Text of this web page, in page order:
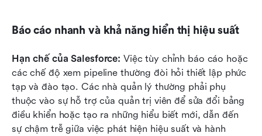
Báo cáo nhanh và khả năng hiển thị hiệu suất
Hạn chế của Salesforce: Việc tùy chỉnh báo cáo hoặc
các chế độ xem pipeline thường đòi hỏi thiết lập phức
tạp và đào tạo. Các nhà quản lý thường phải phụ
thuộc vào sự hỗ trợ của quản trị viên để sửa đổi bảng
điều khiển hoặc tạo ra những hiểu biết mới, dẫn đến
sự chậm trễ giữa việc phát hiện hiệu suất và hành